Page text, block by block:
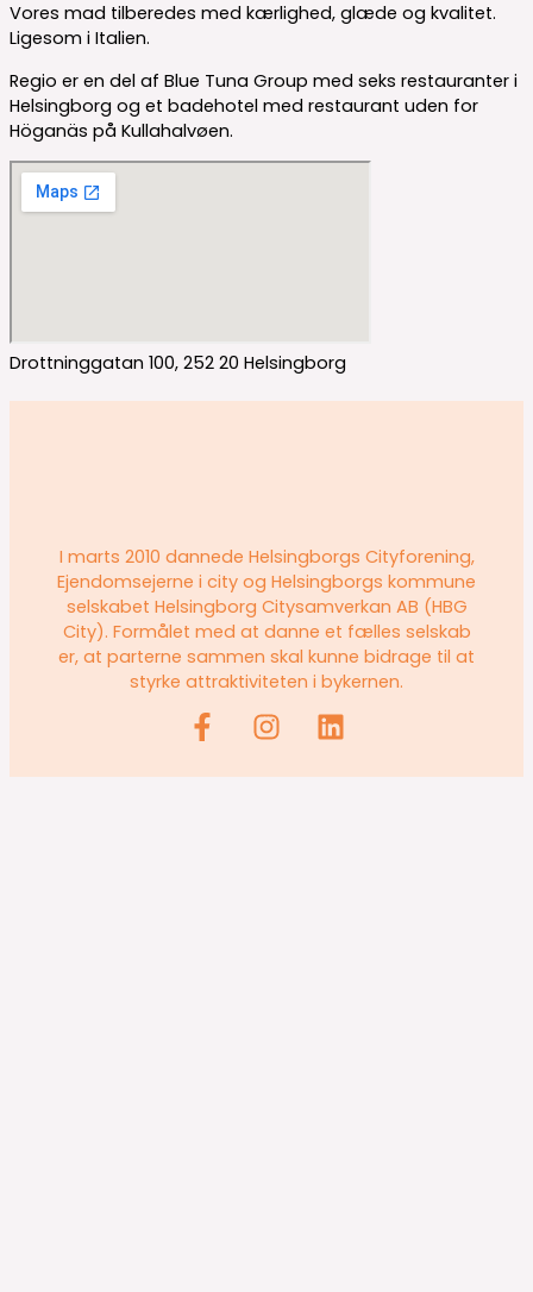
Vores mad tilberedes med kærlighed, glæde og kvalitet.
Ligesom i Italien.
Regio er en del af Blue Tuna Group med seks restauranter i
Helsingborg og et badehotel med restaurant uden for
Höganäs på Kullahalvøen.
Drottninggatan 100, 252 20 Helsingborg
I marts 2010 dannede Helsingborgs Cityforening,
Ejendomsejerne i city og Helsingborgs kommune
selskabet Helsingborg Citysamverkan AB (HBG
City). Formålet med at danne et fælles selskab
er, at parterne sammen skal kunne bidrage til at
styrke attraktiviteten i bykernen.